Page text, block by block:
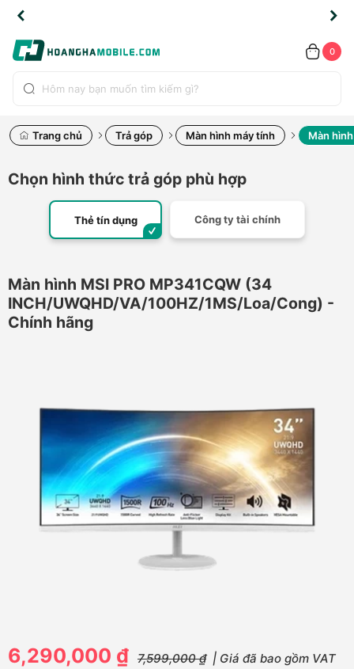
0
Trang chủ Trả góp Màn hình máy tính Màn
Chọn hình thức trả góp phù hợp
Thẻ tín dụng Công ty tài chính
Màn hình MSI PRO MP341CQW (34
INCH/UWQHD/VA/100HZ/1MS/Loa/Cong) -
Chính hãng
6,290,000 ₫ 7,599,000 ₫ | Giá đã bao gồm VAT